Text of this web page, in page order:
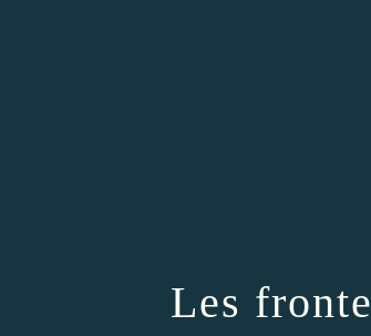
Les